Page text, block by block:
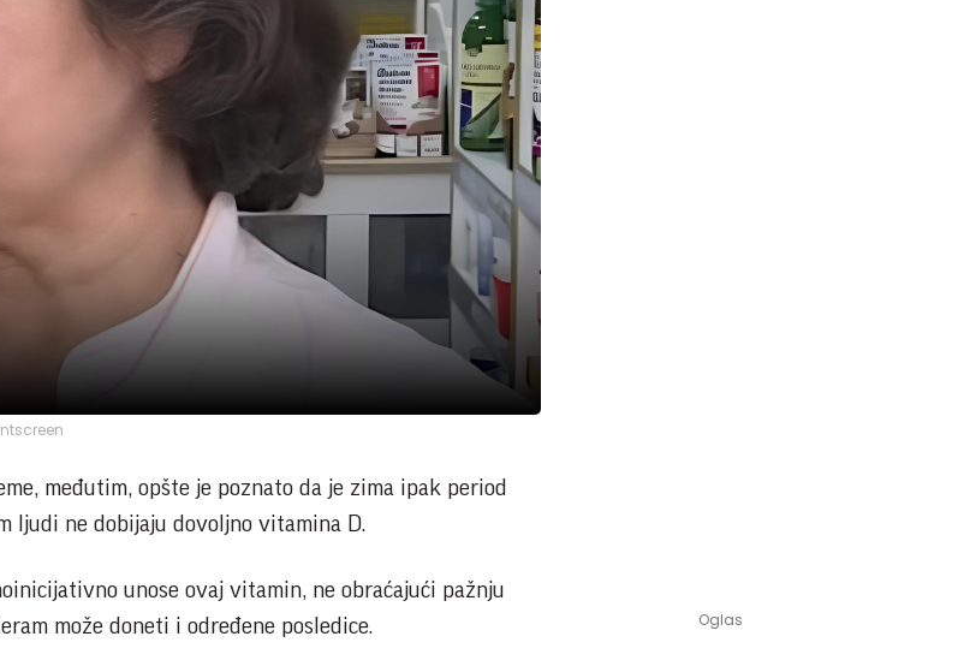
međutim, opšte je poznato da je zima ipak period
ljudi ne dobijaju dovoljno vitamina D.
unose ovaj vitamin, ne obraćajući pažnju
može doneti i određene posledice.